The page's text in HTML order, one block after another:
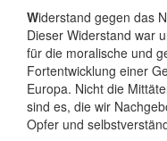
Widerstand gegen das
Dieser Widerstand war
für die moralische und
Fortentwicklung einer
Europa. Nicht die
sind es, die wir
Opfer und